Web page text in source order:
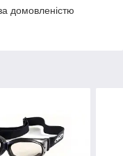
домовленістю